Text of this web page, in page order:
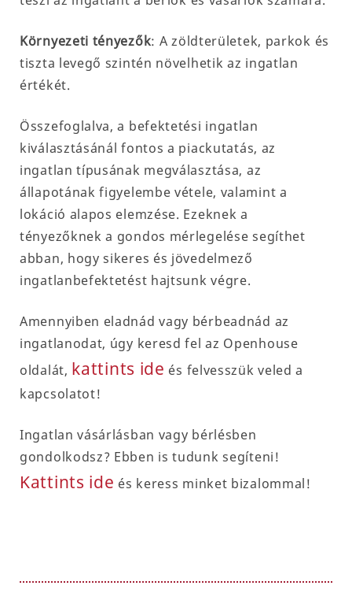
Környezeti tényezők: A zöldterületek, parkok és
tiszta levegő szintén növelhetik az ingatlan
értékét.
Összefoglalva, a befektetési ingatlan
kiválasztásánál fontos a piackutatás, az
ingatlan típusának megválasztása, az
állapotának figyelembe vétele, valamint a
lokáció alapos elemzése. Ezeknek a
tényezőknek a gondos mérlegelése segíthet
abban, hogy sikeres és jövedelmező
ingatlanbefektetést hajtsunk végre.
Amennyiben eladnád vagy bérbeadnád az
ingatlanodat, úgy keresd fel az Openhouse
oldalát, kattints ide és felvesszük veled a
kapcsolatot!
Ingatlan vásárlásban vagy bérlésben
gondolkodsz? Ebben is tudunk segíteni!
Kattints ide és keress minket bizalommal!